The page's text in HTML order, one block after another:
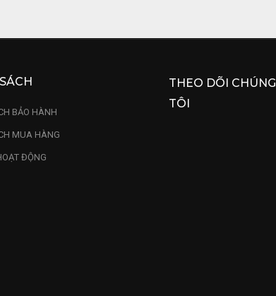
BẢO HÀNH
MUA HÀNG
ĐỘNG
THEO DÕI CHÚNG
TÔI